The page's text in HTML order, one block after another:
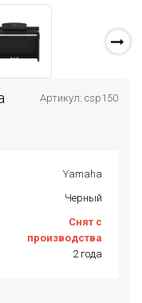
Артикул: csp150
Yamaha
Черный
Снят с
производства
2 года